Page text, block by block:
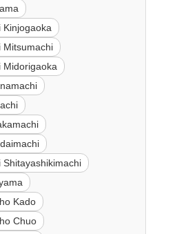
Kinjogaoka
Mitsumachi
Midorigaoka
Kado
Chuo